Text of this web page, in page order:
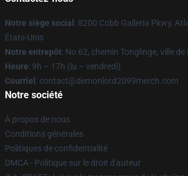
Notre siège social : 8200 Cobb Galleria Pkwy,
États-Unis
Notre entrepôt: No 62, chemin Tonglinge, ville de
Heure: 9h – 17h (lu – vendredi)
Courriel : contact@demonlord2099merch.com
Notre société
À propos de nous
Conditions générales
Politiques de confidentialité
DMCA - Politique sur le droit d'auteur